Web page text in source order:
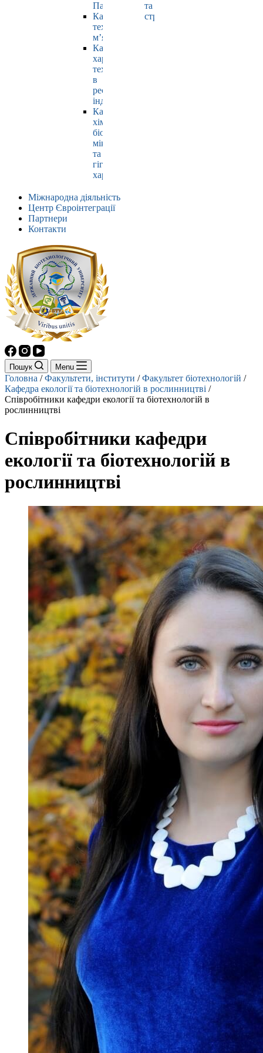
Павлюк
Кафедра
технології
м’яса
Кафедра
харчових
технологій
в
ресторанній
індустрії
Кафедра
хімії,
біохімії,
мікробіології
та
гігієни
харчування
та
страхування
Міжнародна діяльність
Центр Євроінтеграції
Партнери
Контакти
Пошук Menu
Головна /Факультети, інститути /Факультет біотехнологій /
Кафедра екології та біотехнологій в рослинництві /
Співробітники кафедри екології та біотехнологій в
рослинництві
Співробітники кафедри
екології та біотехнологій в
рослинництві